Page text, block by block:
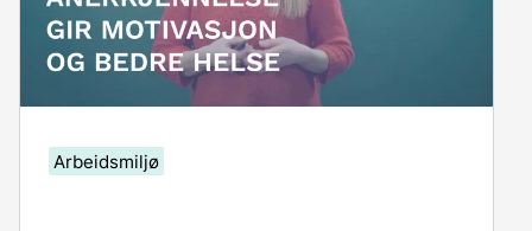
Arbeidsmiljø